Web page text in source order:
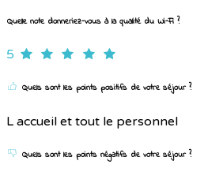
Quelle note donneriez-vous à la qualité du Wi-Fi ?
5
Quels sont les points positifs de votre séjour ?
L accueil et tout le personnel
Quels sont les points négatifs de votre séjour ?